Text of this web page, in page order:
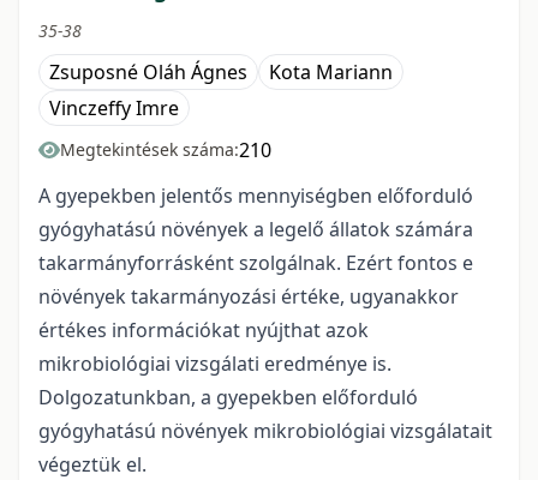
35-38
Zsuposné Oláh Ágnes
Kota Mariann
Vinczeffy Imre
Megtekintések száma:210
A gyepekben jelentős mennyiségben előforduló
gyógyhatású növények a legelő állatok számára
takarmányforrásként szolgálnak. Ezért fontos e
növények takarmányozási értéke, ugyanakkor
értékes információkat nyújthat azok
mikrobiológiai vizsgálati eredménye is.
Dolgozatunkban, a gyepekben előforduló
gyógyhatású növények mikrobiológiai vizsgálatait
végeztük el.